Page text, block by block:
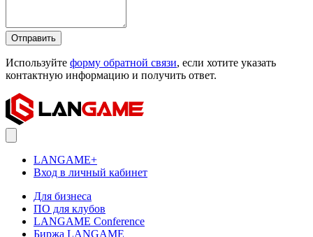
Отправить
Используйте форму обратной связи, если хотите указать
контактную информацию и получить ответ.
LANGAME+
Вход в личный кабинет
Для бизнеса
ПО для клубов
LANGAME Conference
Биржа LANGAME